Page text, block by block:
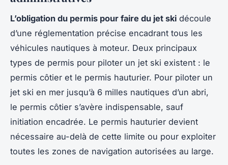
L’obligation du permis pour faire du jet ski découle
d’une réglementation précise encadrant tous les
véhicules nautiques à moteur. Deux principaux
types de permis pour piloter un jet ski existent : le
permis côtier et le permis hauturier. Pour piloter un
jet ski en mer jusqu’à 6 milles nautiques d’un abri,
le permis côtier s’avère indispensable, sauf
initiation encadrée. Le permis hauturier devient
nécessaire au-delà de cette limite ou pour exploiter
toutes les zones de navigation autorisées au large.